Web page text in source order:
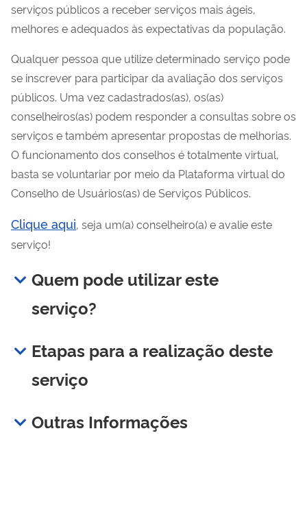
serviços públicos a receber serviços mais ágeis,
melhores e adequados às expectativas da população.
Qualquer pessoa que utilize determinado serviço pode
se inscrever para participar da avaliação dos serviços
públicos. Uma vez cadastrados(as), os(as)
conselheiros(as) podem responder a consultas sobre os
serviços e também apresentar propostas de melhorias.
O funcionamento dos conselhos é totalmente virtual,
basta se voluntariar por meio da Plataforma virtual do
Conselho de Usuários(as) de Serviços Públicos.
Clique aqui, seja um(a) conselheiro(a) e avalie este
serviço!
Quem pode utilizar este
serviço?
Etapas para a realização deste
serviço
Outras Informações